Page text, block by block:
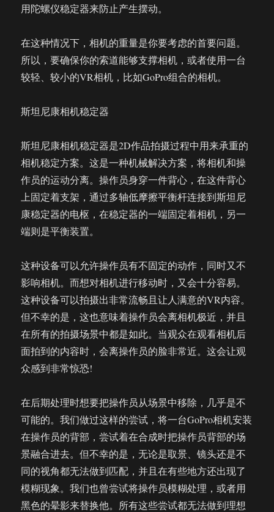
用陀螺仪稳定器来防止产生摆动。
在这种情况下，相机的重量是你要考虑的首要问题。
所以，要确保你的索道能够支撑相机，或者使用一台
较轻、较小的VR相机，比如GoPro组合的相机。
斯坦尼康相机稳定器
斯坦尼康相机稳定器是2D作品拍摄过程中用来承重的
相机稳定方案。这是一种机械解决方案，将相机和操
作员的运动分离。操作员身穿一件背心，在这件背心
上固定着支架，通过多轴低摩擦平衡杆连接到斯坦尼
康稳定器的电枢，在稳定器的一端固定着相机，另一
端则是平衡装置。
这种设备可以允许操作员有不固定的动作，同时又不
影响相机。而想对相机进行移动时，又会十分容易。
这种设备可以拍摄出非常流畅且让人满意的VR内容。
但不幸的是，这也意味着操作员会离相机极近，并且
在所有的拍摄场景中都是如此。当观众在观看相机后
面拍到的内容时，会离操作员的脸非常近。这会让观
众感到非常惊恐!
在后期处理时想要把操作员从场景中移除，几乎是不
可能的。我们做过这样的尝试，将一台GoPro相机安装
在操作员的背部，尝试着在合成时把操作员背部的场
景融合进去。但不幸的是，无论是取景、镜头还是不
同的视角都无法做到匹配，并且在有些地方还出现了
模糊现象。我们也曾尝试将操作员模糊处理，或者用
黑色的晕影来替换他。所有这些尝试都无法做到理想